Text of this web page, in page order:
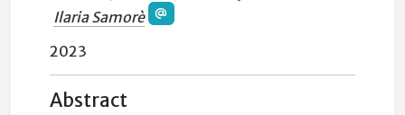
Ilaria Samorè
2023
Abstract